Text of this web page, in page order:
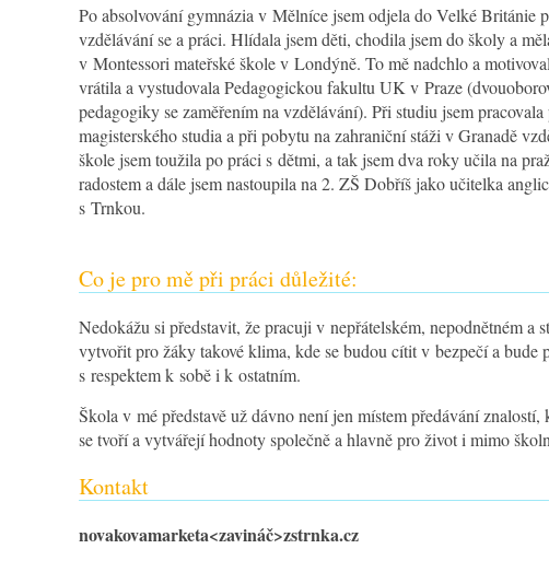
Po absolvování gymnázia v Mělníce jsem odjela do Velké Británie
vzdělávání se a práci. Hlídala jsem děti, chodila jsem do školy a
v Montessori mateřské škole v Londýně. To mě nadchlo a
vrátila a vystudovala Pedagogickou fakultu UK v Praze
pedagogiky se zaměřením na vzdělávání). Při studiu jsem
magisterského studia a při pobytu na zahraniční stáži v Granadě
škole jsem toužila po práci s dětmi, a tak jsem dva roky učila na
radostem a dále jsem nastoupila na 2. ZŠ Dobříš jako učitelka
s Trnkou.
Co je pro mě při práci důležité:
Nedokážu si představit, že pracuji v nepřátelském, nepodnětném a
vytvořit pro žáky takové klima, kde se budou cítit v bezpečí a bude
s respektem k sobě i k ostatním.
Škola v mé představě už dávno není jen místem předávání
se tvoří a vytvářejí hodnoty společně a hlavně pro život i mimo
Kontakt
novakovamarketa<zavináč>zstrnka.cz